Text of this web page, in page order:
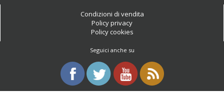
Condizioni di vendita
Policy privacy
Policy cookies
Seguici anche su